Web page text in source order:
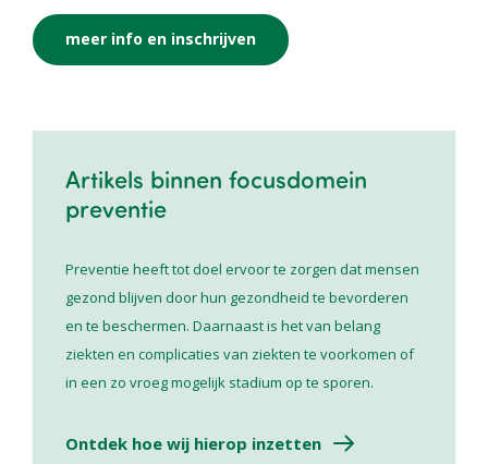
meer info en inschrijven
Artikels binnen focusdomein
preventie
Preventie heeft tot doel ervoor te zorgen dat mensen
gezond blijven door hun gezondheid te bevorderen
en te beschermen. Daarnaast is het van belang
ziekten en complicaties van ziekten te voorkomen of
in een zo vroeg mogelijk stadium op te sporen.
Ontdek hoe wij hierop inzetten